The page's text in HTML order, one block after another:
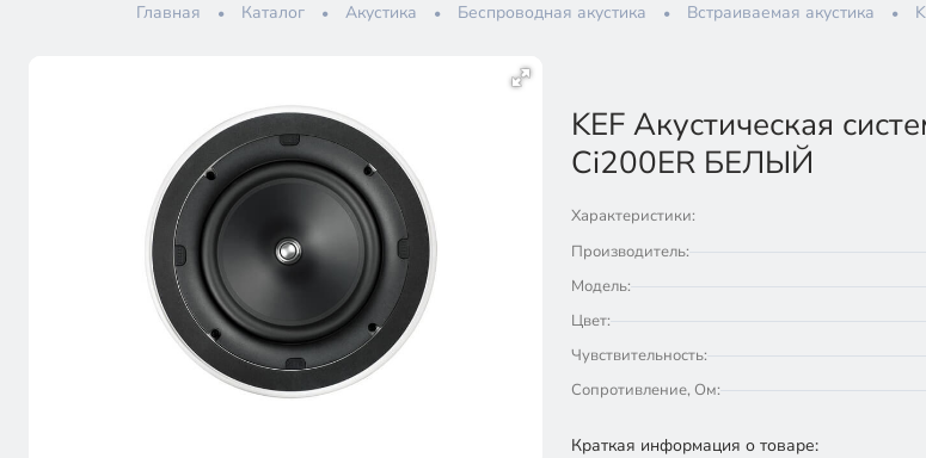
Главная Каталог Акустика Беспроводная акустика Встраиваемая акустика
KEF Акустическая
Ci200ER БЕЛЫЙ
Характеристики:
Производитель:
Модель:
Цвет:
Чувствительность:
Сопротивление, Ом:
Краткая информация о товаре: